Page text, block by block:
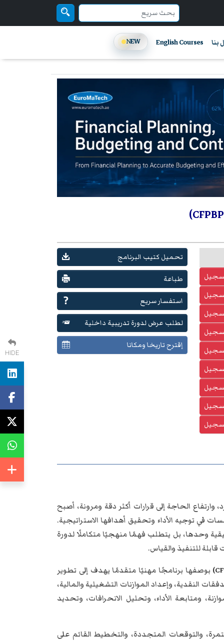
بنا English Courses
NEW
تحميل كتيب البرنامج
طباعة
استفسار سريع
لطلب عرض لدورة تدريبية داخلية
إقترح تاريخا ومكانا
وارتفاع الحاجة إلى قرارات أكثر دقة ومرونة، أصبح
في توجيه الأداء وتحقيق أهدافها الاستراتيجية.
وحدها، بل يتطلب فهمًا منهجيًا متكاملًا لدورة
للتنفيذ والقياس.
بوصفها برنامجًا مهنيًا متقدمًا يهدف إلى تطوير
النقدية، وإعداد الموازنات التشغيلية والمالية،
ومتابعة الأداء، وتحليل الانحرافات، وتحديد
والتوقعات المتجددة، والتخطيط القائم على
HIDE